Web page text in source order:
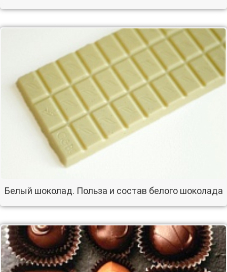
Белый шоколад. Польза и состав белого шоколада